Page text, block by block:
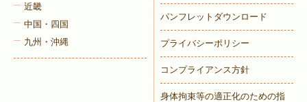
近畿
中国・四国
九州・沖縄
パンフレットダウンロード
プライバシーポリシー
コンプライアンス方針
身体拘束等の適正化のための指